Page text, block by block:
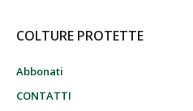
COLTURE PROTETTE
Abbonati
CONTATTI